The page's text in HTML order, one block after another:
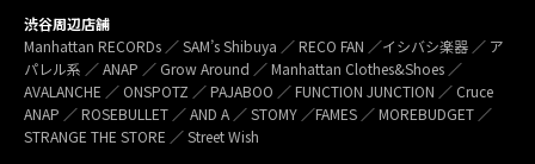
渋谷周辺店舗
Manhattan RECORDs ／ SAM’s Shibuya ／ RECO FAN ／イシバシ楽器 ／ ア
パレル系 ／ ANAP ／ Grow Around ／ Manhattan Clothes&Shoes ／
AVALANCHE ／ ONSPOTZ ／ PAJABOO ／ FUNCTION JUNCTION ／ Cruce
ANAP ／ ROSEBULLET ／ AND A ／ STOMY ／FAMES ／ MOREBUDGET ／
STRANGE THE STORE ／ Street Wish